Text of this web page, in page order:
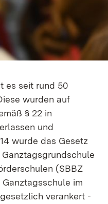
es seit rund 50
wurden auf
§ 22 in
und
wurde das Gesetz
(SBBZ
im
verankert -